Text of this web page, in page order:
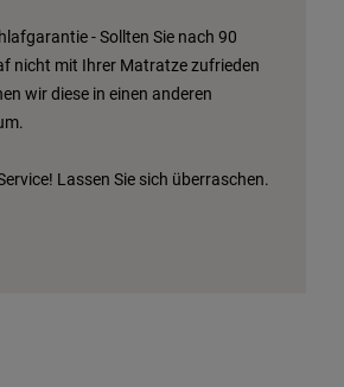
- Sollten Sie nach 90
nicht mit Ihrer Matratze zufrieden
wir diese in einen anderen
Lassen Sie sich überraschen.